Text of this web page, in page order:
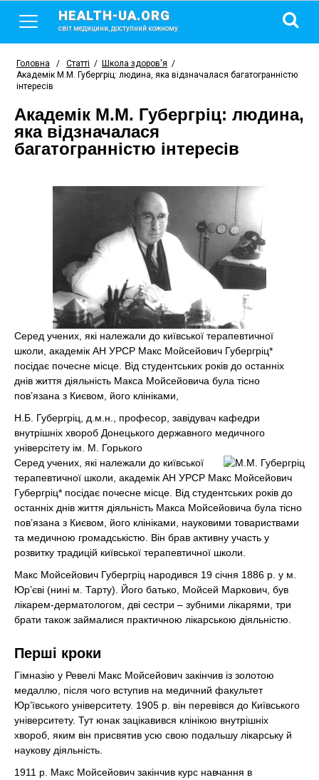
HEALTH-UA.ORG
світ медицини, доступний кожному
Головна / Статті / Школа здоров'я /
Академік М.М. Губергріц: людина, яка відзначалася багатогранністю
інтересів
Академік М.М. Губергріц: людина,
яка відзначалася
багатогранністю інтересів
Серед учених, які належали до київської терапевтичної
школи, академік АН УРСР Макс Мойсейович Губергріц*
посідає почесне місце. Від студентських років до останніх
днів життя діяльність Макса Мойсейовича була тісно
пов’язана з Києвом, його клініками,
Н.Б. Губергріц, д.м.н., професор, завідувач кафедри
внутрішніх хвороб Донецького державного медичного
універсітету ім. М. Горького
Серед учених, які належали до київської
терапевтичної школи, академік АН УРСР Макс Мойсейович
Губергріц* посідає почесне місце. Від студентських років до
останніх днів життя діяльність Макса Мойсейовича була тісно
пов’язана з Києвом, його клініками, науковими товариствами
та медичною громадськістю. Він брав активну участь у
розвитку традицій київської терапевтичної школи.
Макс Мойсейович Губергріц народився 19 січня 1886 р. у м.
Юр’єві (нині м. Тарту). Його батько, Мойсей Маркович, був
лікарем-дерматологом, дві сестри – зубними лікарями, три
брати також займалися практичною лікарською діяльністю.
Перші кроки
Гімназію у Ревелі Макс Мойсейович закінчив із золотою
медаллю, після чого вступив на медичний факультет
Юр’ївського університету. 1905 р. він перевівся до Київського
університету. Тут юнак зацікавився клінікою внутрішніх
хвороб, яким він присвятив усю свою подальшу лікарську й
наукову діяльність.
1911 р. Макс Мойсейович закінчив курс навчання в